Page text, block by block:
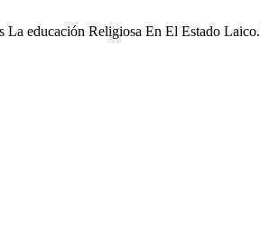
educación Religiosa En El Estado Laico.